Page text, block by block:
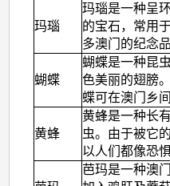
玛瑙
玛瑙是一种呈
的宝石，常用
多澳门的纪念品
蝴蝶
蝴蝶是一种昆
色美丽的翅膀
蝶可在澳门乡间
黄蜂
黄蜂是一种长
虫。由于被它
以人们都像恐
芭玛是一种澳